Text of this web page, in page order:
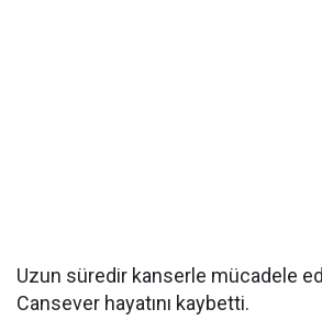
Uzun süredir kanserle mücadele
Cansever hayatını kaybetti.